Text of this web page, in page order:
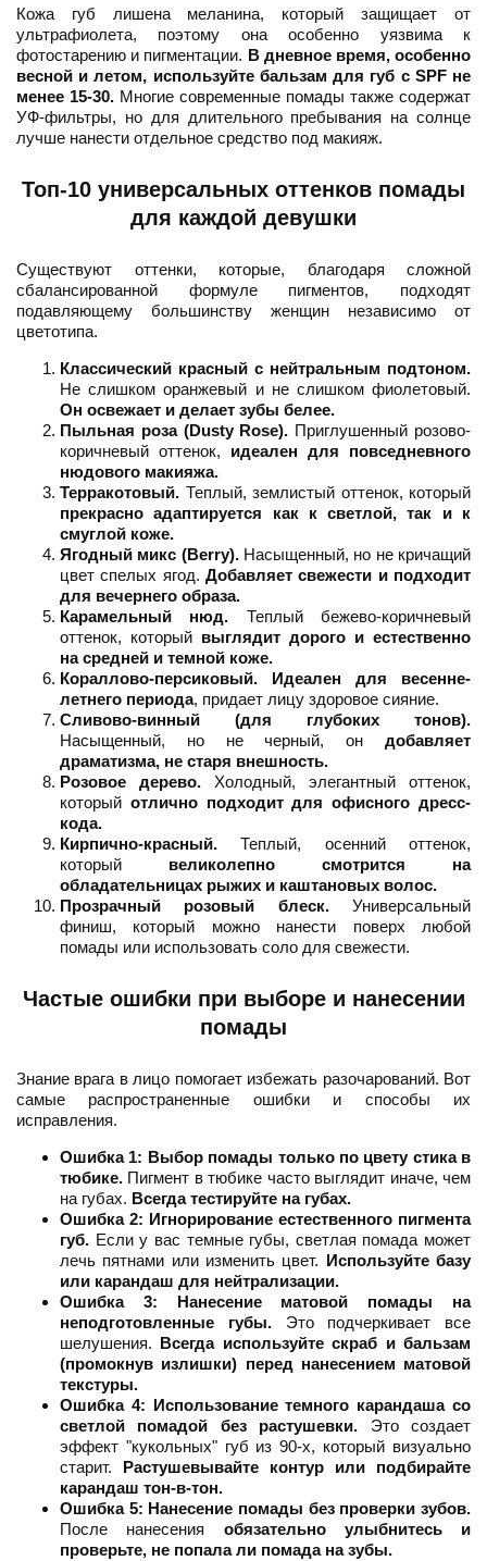
Кожа губ лишена меланина, который защищает от
ультрафиолета, поэтому она особенно уязвима к
фотостарению и пигментации. В дневное время, особенно
весной и летом, используйте бальзам для губ с SPF не
менее 15-30. Многие современные помады также содержат
УФ-фильтры, но для длительного пребывания на солнце
лучше нанести отдельное средство под макияж.
Топ-10 универсальных оттенков помады
для каждой девушки
Существуют оттенки, которые, благодаря сложной
сбалансированной формуле пигментов, подходят
подавляющему большинству женщин независимо от
цветотипа.
Классический красный с нейтральным подтоном.
Не слишком оранжевый и не слишком фиолетовый.
Он освежает и делает зубы белее.
Пыльная роза (Dusty Rose). Приглушенный розово-
коричневый оттенок, идеален для повседневного
нюдового макияжа.
Терракотовый. Теплый, землистый оттенок, который
прекрасно адаптируется как к светлой, так и к
смуглой коже.
Ягодный микс (Berry).Насыщенный, но не кричащий
цвет спелых ягод. Добавляет свежести и подходит
для вечернего образа.
Карамельный нюд. Теплый бежево-коричневый
оттенок, который выглядит дорого и естественно
на средней и темной коже.
Кораллово-персиковый.
Идеален для весенне-
летнего периода, придает лицу здоровое сияние.
Сливово-винный (для глубоких тонов).
Насыщенный, но не черный, он добавляет
драматизма, не старя внешность.
Розовое дерево. Холодный, элегантный оттенок,
который отлично подходит для офисного дресс-
кода.
Кирпично-красный. Теплый, осенний оттенок,
который великолепно смотрится на
обладательницах рыжих и каштановых волос.
Прозрачный розовый блеск.Универсальный
финиш, который можно нанести поверх любой
помады или использовать соло для свежести.
Частые ошибки при выборе и нанесении
помады
Знание врага в лицо помогает избежать разочарований. Вот
самые распространенные ошибки и способы их
исправления.
Ошибка 1: Выбор помады только по цвету стика в
тюбике. Пигмент в тюбике часто выглядит иначе, чем
на губах. Всегда тестируйте на губах.
Ошибка 2: Игнорирование естественного пигмента
губ. Если у вас темные губы, светлая помада может
лечь пятнами или изменить цвет. Используйте базу
или карандаш для нейтрализации.
Ошибка 3: Нанесение матовой помады на
неподготовленные губы.Это подчеркивает все
шелушения. Всегда используйте скраб и бальзам
(промокнув излишки) перед нанесением матовой
текстуры.
Ошибка 4: Использование темного карандаша со
светлой помадой без растушевки. Это создает
эффект "кукольных" губ из 90-х, который визуально
старит. Растушевывайте контур или подбирайте
карандаш тон-в-тон.
Ошибка 5: Нанесение помады без проверки зубов.
После нанесения обязательно улыбнитесь и
проверьте, не попала ли помада на зубы.